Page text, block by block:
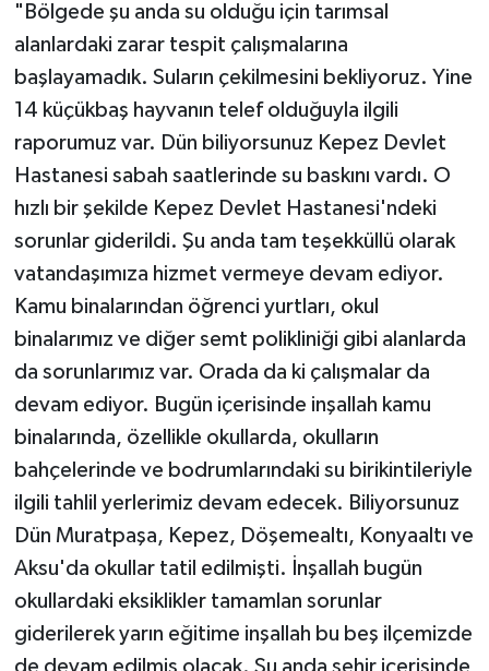
"Bölgede şu anda su olduğu için tarımsal
alanlardaki zarar tespit çalışmalarına
başlayamadık. Suların çekilmesini bekliyoruz. Yine
14 küçükbaş hayvanın telef olduğuyla ilgili
raporumuz var. Dün biliyorsunuz Kepez Devlet
Hastanesi sabah saatlerinde su baskını vardı. O
hızlı bir şekilde Kepez Devlet Hastanesi'ndeki
sorunlar giderildi. Şu anda tam teşekküllü olarak
vatandaşımıza hizmet vermeye devam ediyor.
Kamu binalarından öğrenci yurtları, okul
binalarımız ve diğer semt polikliniği gibi alanlarda
da sorunlarımız var. Orada da ki çalışmalar da
devam ediyor. Bugün içerisinde inşallah kamu
binalarında, özellikle okullarda, okulların
bahçelerinde ve bodrumlarındaki su birikintileriyle
ilgili tahlil yerlerimiz devam edecek. Biliyorsunuz
Dün Muratpaşa, Kepez, Döşemealtı, Konyaaltı ve
Aksu'da okullar tatil edilmişti. İnşallah bugün
okullardaki eksiklikler tamamlan sorunlar
giderilerek yarın eğitime inşallah bu beş ilçemizde